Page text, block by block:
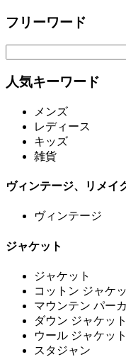
フリーワード
人気キーワード
メンズ
レディース
キッズ
雑貨
ヴィンテージ、リメイ
ヴィンテージ
ジャケット
ジャケット
コットン ジャケ
マウンテン パーカ
ダウン ジャケット
ウール ジャケット
スタジャン